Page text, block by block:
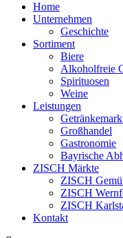
Home
Unternehmen
Geschichte
Sortiment
Biere
Alkoholfreie
Spirituosen
Weine
Leistungen
Großhandel
Gastronomie
Bayrische
ZISCH Märkte
ZISCH
ZISCH
ZISCH
Kontakt